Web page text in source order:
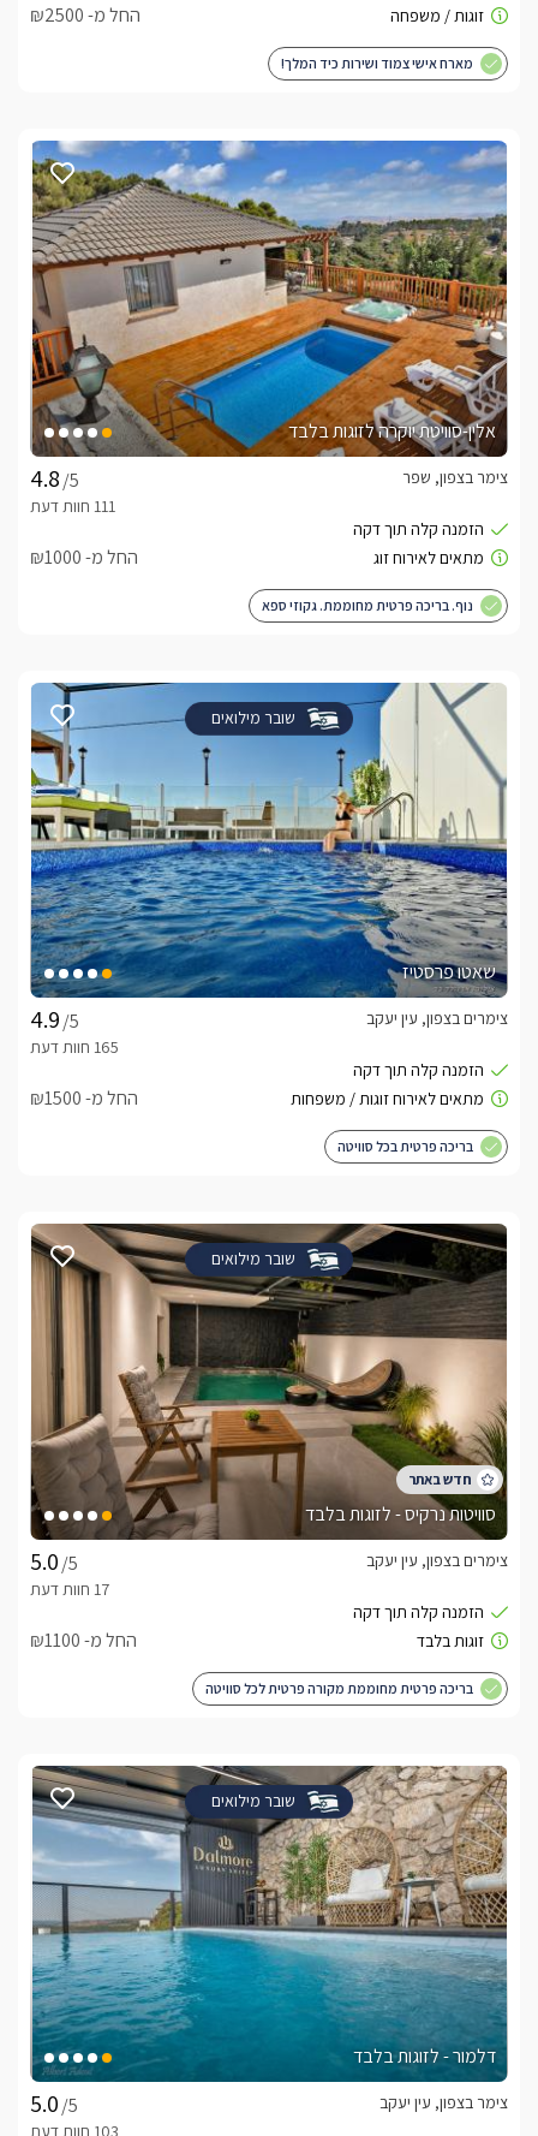
החל מ- ₪2500
מארח אישי צמוד ושירות כיד המלך!
אלין-סוויטת יוקרה לזוגות בלבד
/5
צימר בצפון, שפר
החל מ- ₪1000
נוף. בריכה פרטית מחוממת. גקוזי ספא
שובר מילואים
שאטו פרסטיז
/5
צימרים בצפון, עין יעקב
החל מ- ₪1500
בריכה פרטית בכל סוויטה
שובר מילואים
סוויטות נרקיס - לזוגות בלבד
/5
צימרים בצפון, עין יעקב
החל מ- ₪1100
בריכה פרטית מחוממת מקורה פרטית לכל סוויטה
שובר מילואים
דלמור - לזוגות בלבד
/5
צימר בצפון, עין יעקב